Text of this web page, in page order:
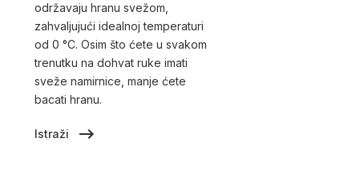
održavaju hranu svežom,
zahvaljujući idealnoj temperaturi
od 0 °C. Osim što ćete u svakom
trenutku na dohvat ruke imati
sveže namirnice, manje ćete
bacati hranu.
Istraži